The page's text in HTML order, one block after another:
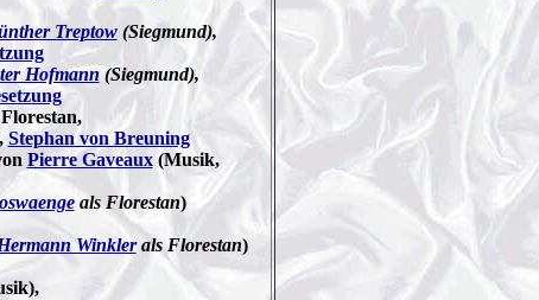
Treptow(Siegmund),
Hofmann(Siegmund),
Stephan von Breuning
Pierre Gaveaux(Musik,
als Florestan)
Winklerals Florestan)